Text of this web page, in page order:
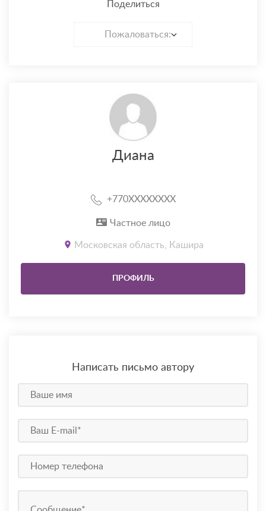
Поделиться
Пожаловаться:
Диана
+770XXXXXXXX
Частное лицо
Московская область, Кашира
ПРОФИЛЬ
Написать письмо автору